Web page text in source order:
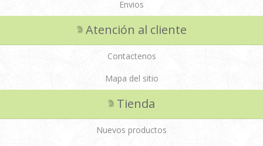
Envios
Atención al cliente
Contactenos
Mapa del sitio
Tienda
Nuevos productos